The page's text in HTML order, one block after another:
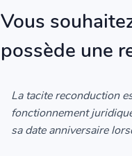
Vous
possède une
La tacite reconduction
fonctionnement
sa date anniversaire